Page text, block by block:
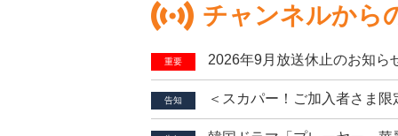
チャンネルから
重要 2026年9月放送休止のお知ら
告知 ＜スカパー！ご加入者さま